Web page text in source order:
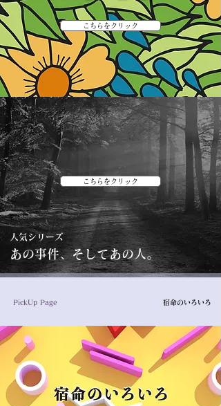
こちらをクリック
こちらをクリック
​人気シリーズ
あの事件、そしてあの人。
PickUp Page 宿命のいろいろ